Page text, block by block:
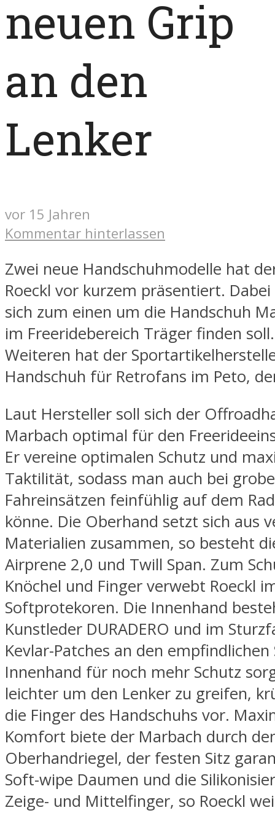
neuen Grip
an den
Lenker
vor 15 Jahren
Kommentar hinterlassen
Zwei neue Handschuhmodelle hat
Roeckl vor kurzem präsentiert.
sich zum einen um die Handschuh
im Freeridebereich Träger finden
Weiteren hat der
Handschuh für Retrofans im Peto,
Laut Hersteller soll sich der
Marbach optimal für den
Er vereine optimalen Schutz und
Taktilität, sodass man auch bei
Fahreinsätzen feinfühlig auf dem
könne. Die Oberhand setzt sich aus
Materialien zusammen, so besteht
Airprene 2,0 und Twill Span. Zum
Knöchel und Finger verwebt Roeckl
Softprotekoren. Die Innenhand
Kunstleder DURADERO und im
Kevlar-Patches an den
Innenhand für noch mehr Schutz
leichter um den Lenker zu greifen,
die Finger des Handschuhs vor.
Komfort biete der Marbach durch
Oberhandriegel, der festen Sitz
Soft-wipe Daumen und die
Zeige- und Mittelfinger, so Roeckl